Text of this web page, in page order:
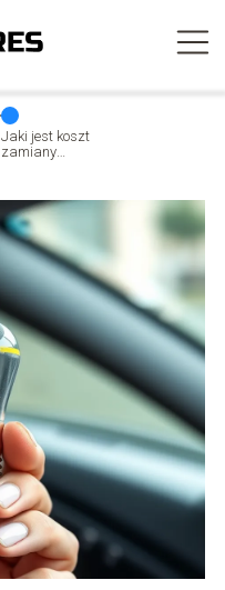
Jaki jest koszt
zamiany